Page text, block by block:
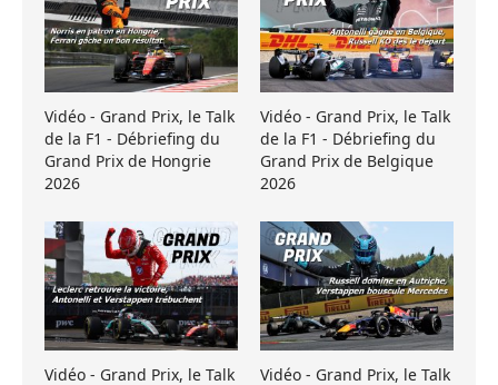
Vidéo - Grand Prix, le Talk
de la F1 - Débriefing du
Grand Prix de Hongrie
2026
Vidéo - Grand Prix, le Talk
de la F1 - Débriefing du
Grand Prix de Belgique
2026
Vidéo - Grand Prix, le Talk
Vidéo - Grand Prix, le Talk